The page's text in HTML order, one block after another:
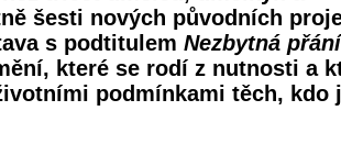
šesti nových původních
s podtitulem Nezbytná přání
které se rodí z nutnosti a
podmínkami těch, kdo